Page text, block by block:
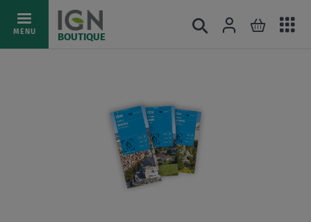
AllezMENU BOUTIQUE
Rechercher
Connexion
Mon